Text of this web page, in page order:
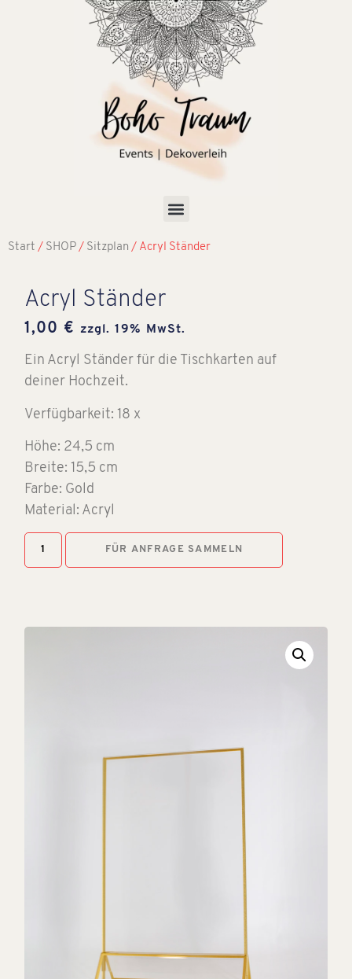
Start / SHOP / Sitzplan / Acryl Ständer
Acryl Ständer
1,00 € zzgl. 19% MwSt.
Ein Acryl Ständer für die Tischkarten auf
deiner Hochzeit.
Verfügbarkeit: 18 x
Höhe: 24,5 cm
Breite: 15,5 cm
Farbe: Gold
Material: Acryl
FÜR ANFRAGE SAMMELN